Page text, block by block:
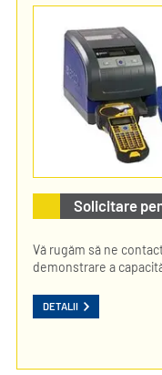
Solicitare
Vă rugăm să ne
demonstrare a
DETALII